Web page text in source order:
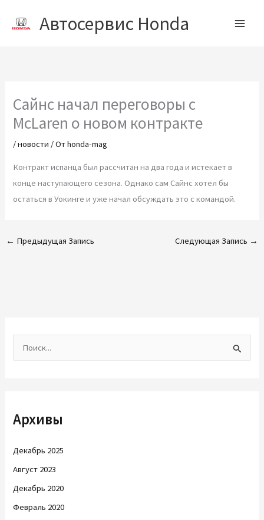
Автосервис Honda
Сайнс начал переговоры с
McLaren о новом контракте
/новости / Отhonda-mag
Контракт испанца был рассчитан на два года и истекает в
конце наступающего сезона. Однако сам Сайнс хотел бы
остаться в Уокинге и уже начал обсуждать это с командой.
← Предыдущая Запись Следующая Запись →
к
Архивы
Декабрь 2025
Август 2023
Декабрь 2020
Февраль 2020